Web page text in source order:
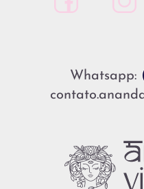
Whatsapp: